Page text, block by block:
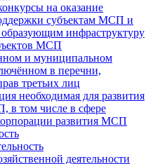
на оказание
субъектам МСП и
инфраструктуру
МСП
и муниципальном
в перечни,
третьих лиц
необходимая для развития
в том числе в сфере
развития МСП
деятельности